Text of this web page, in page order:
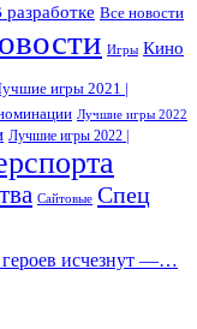
разработке Все новости
Игры Кино
игры 2021 |
Лучшие игры 2022
Лучшие игры 2022 |
Сайтовые Спец
героев исчезнут —…